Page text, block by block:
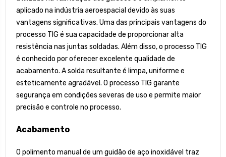
aplicado na indústria aeroespacial devido às suas
vantagens significativas. Uma das principais vantagens do
processo TIG é sua capacidade de proporcionar alta
resistência nas juntas soldadas. Além disso, o processo TIG
é conhecido por oferecer excelente qualidade de
acabamento. A solda resultante é limpa, uniforme e
esteticamente agradável. O processo TIG garante
segurança em condições severas de uso e permite maior
precisão e controle no processo.
Acabamento
O polimento manual de um guidão de aço inoxidável traz